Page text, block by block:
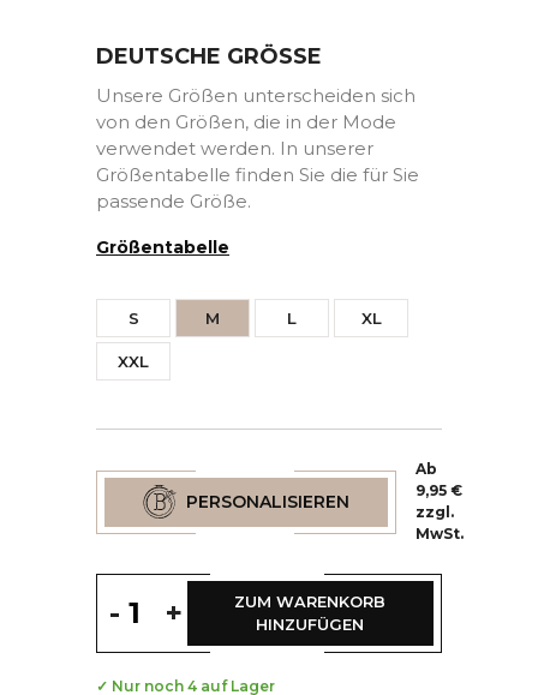
DEUTSCHE GRÖSSE
Unsere Größen unterscheiden sich
von den Größen, die in der Mode
verwendet werden. In unserer
Größentabelle finden Sie die für Sie
passende Größe.
Größentabelle
S M L XL
XXL
PERSONALISIEREN
Ab
9,95 €
zzgl.
MwSt.
- +
ZUM WARENKORB
HINZUFÜGEN
✓ Nur noch 4 auf Lager